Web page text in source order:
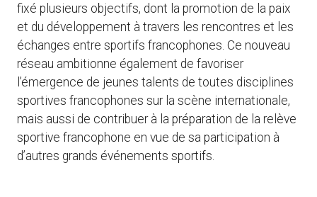
fixé plusieurs objectifs, dont la promotion de la paix
et du développement à travers les rencontres et les
échanges entre sportifs francophones. Ce nouveau
réseau ambitionne également de favoriser
l’émergence de jeunes talents de toutes disciplines
sportives francophones sur la scène internationale,
mais aussi de contribuer à la préparation de la relève
sportive francophone en vue de sa participation à
d’autres grands événements sportifs.